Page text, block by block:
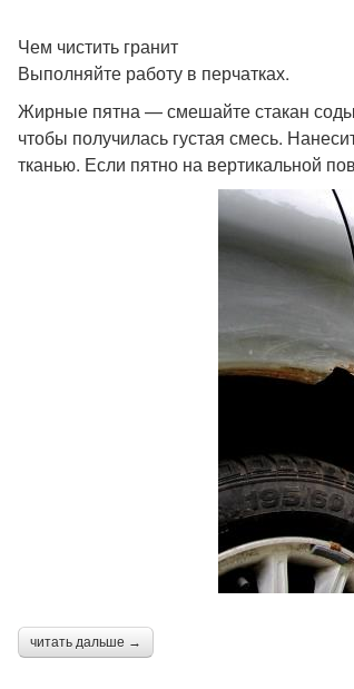
Чем чистить гранит
Выполняйте работу в перчатках.
Жирные пятна — смешайте стакан
чтобы получилась густая смесь.
тканью. Если пятно на вертикальной
читать дальше →